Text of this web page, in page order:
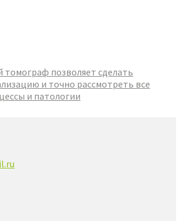
позволяет сделать
и точно рассмотреть все
и патологии